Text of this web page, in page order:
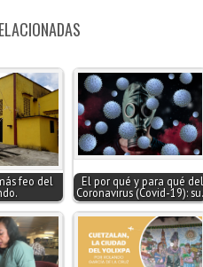
feo del
El por qué y para qué del
Coronavirus (Covid-19):